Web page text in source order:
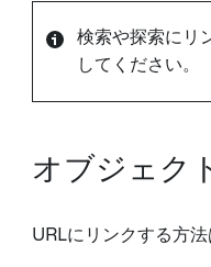
検索や探索にリ
してください。
オブジェク
URLにリンクする方法